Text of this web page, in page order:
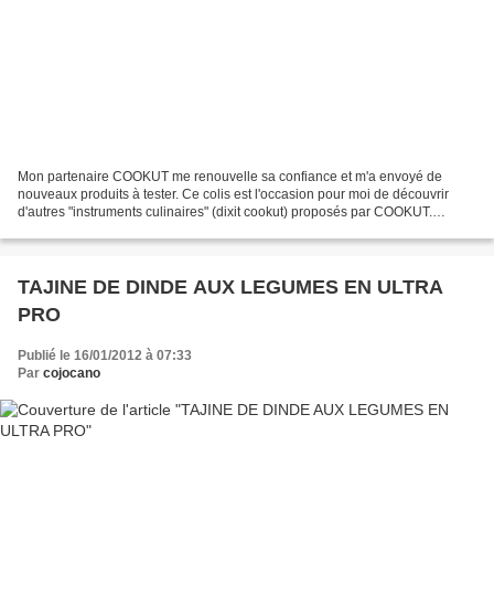
Mon partenaire COOKUT me renouvelle sa confiance et m'a envoyé de
nouveaux produits à tester. Ce colis est l'occasion pour moi de découvrir
d'autres "instruments culinaires" (dixit cookut) proposés par COOKUT.
TAJINE DE DINDE AUX LEGUMES EN ULTRA
PRO
Publié le 16/01/2012 à 07:33
Par cojocano